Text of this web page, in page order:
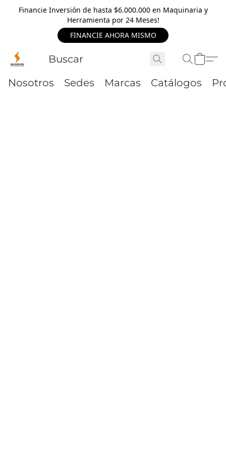
Financie Inversión de hasta $6.000.000 en Maquinaria y
Herramienta por 24 Meses!
FINANCIE AHORA MISMO
Nosotros Sedes Marcas Catálogos